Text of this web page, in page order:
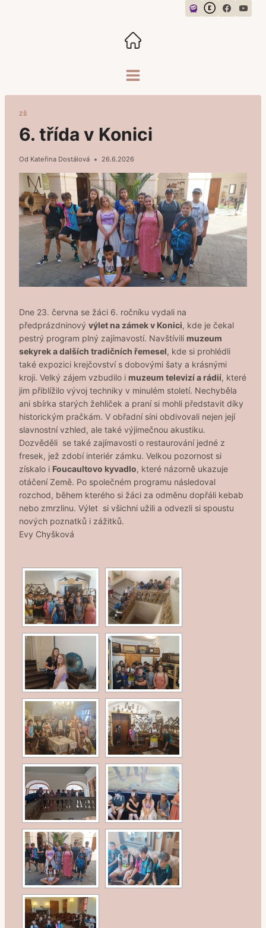
ZŠ
6. třída v Konici
Od Kateřina Dostálová 26.6.2026
Dne 23. června se žáci 6. ročníku vydali na
předprázdninový výlet na zámek v Konici, kde je čekal
pestrý program plný zajímavostí. Navštívili muzeum
sekyrek a dalších tradičních řemesel, kde si prohlédli
také expozici krejčovství s dobovými šaty a krásnými
kroji. Velký zájem vzbudilo i muzeum televizí a rádií, které
jim přiblížilo vývoj techniky v minulém století. Nechyběla
ani sbírka starých žehliček a praní si mohli představit díky
historickým pračkám. V obřadní síni obdivovali nejen její
slavnostní vzhled, ale také výjimečnou akustiku.
Dozvěděli se také zajímavosti o restaurování jedné z
fresek, jež zdobí interiér zámku. Velkou pozornost si
získalo i Foucaultovo kyvadlo, které názorně ukazuje
otáčení Země. Po společném programu následoval
rozchod, během kterého si žáci za odměnu dopřáli kebab
nebo zmrzlinu. Výlet si všichni užili a odvezli si spoustu
nových poznatků i zážitků.
Evy Chyšková